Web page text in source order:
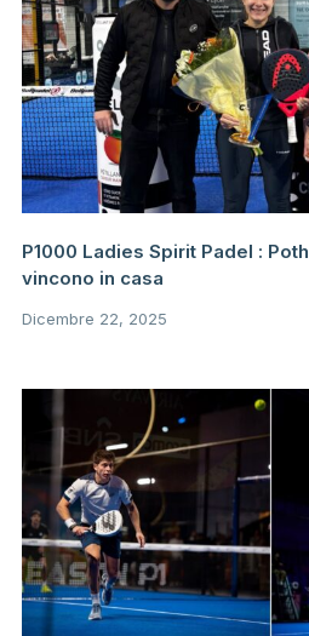
P1000 Ladies Spirit Padel :
vincono in casa
Dicembre 22, 2025